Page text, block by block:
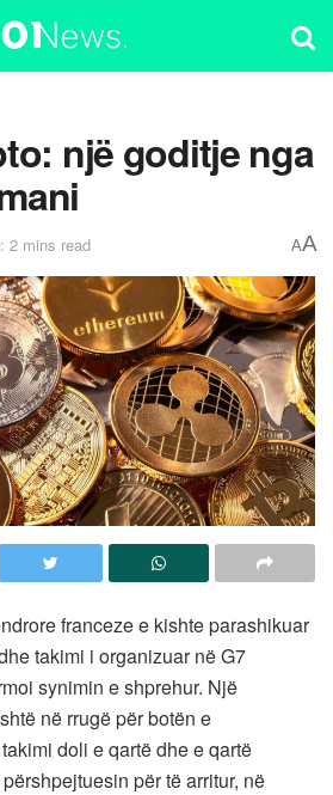
një goditje nga
2 mins read AA
franceze e kishte parashikuar
takimi i organizuar në G7
synimin e shprehur. Një
në rrugë për botën e
doli e qartë dhe e qartë
për të arritur, në